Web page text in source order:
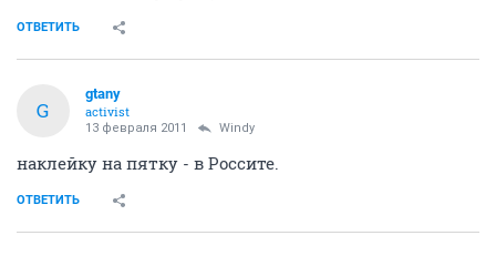
ОТВЕТИТЬ
G
gtany
activist
13 февраля 2011 Windy
наклейку на пятку - в Россите.
ОТВЕТИТЬ